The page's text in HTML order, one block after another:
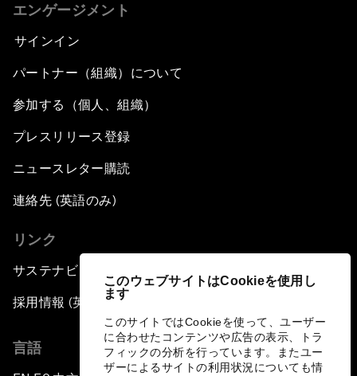
このウェブサイトはCookieを使用し
ます
このサイトではCookieを使って、ユーザー
に合わせたコンテンツや広告の表示、トラ
フィックの分析を行っています。またユー
ザーによるサイトの利用状況についても情
エンゲージメント
サインイン
パートナー（組織）について
参加する（個人、組織）
プレスリリース登録
ニュースレター購読
連絡先 (英語のみ)
リンク
サステナビリティへの取り組み
採用情報 (英語のみ)
言語